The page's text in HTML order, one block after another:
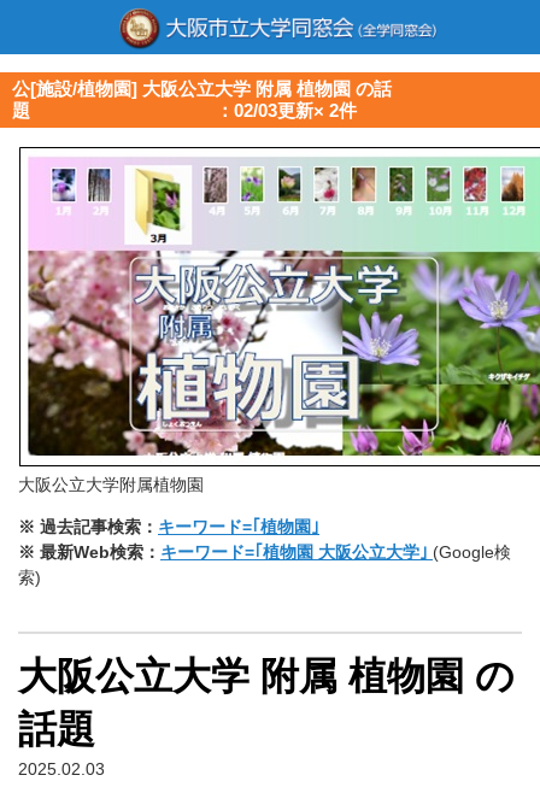
公[施設/植物園] 大阪公立大学 附属 植物園 の話
題 ：02/03更新× 2件
大阪公立大学附属植物園
※ 過去記事検索： キーワード=｢植物園｣
※ 最新Web検索： キーワード=｢植物園 大阪公立大学｣ (Google検
索)
大阪公立大学 附属 植物園 の
話題
2025.02.03